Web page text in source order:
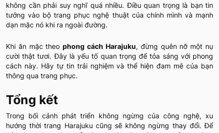
không cần phải suy nghĩ quá nhiều. Điều quan trọng là bạn tin
tưởng vào bộ trang phục nghệ thuật của chính mình và mạnh
dạn mặc nó khi ra ngoài đường.
Khi ăn mặc theophong cách Harajuku, đừng quên nỡ một nụ
cười thật tươi. Đây là yếu tố quan trọng để tỏa sáng với phong
cách này. Hãy tự tin trải nghiệm và thể hiện đam mê của bạn
thông qua trang phục.
Tổng kết
Trong bối cảnh phát triển không ngừng của công nghệ, xu
hướng thời trang Harajuku cũng sẽ không ngừng thay đổi. Để